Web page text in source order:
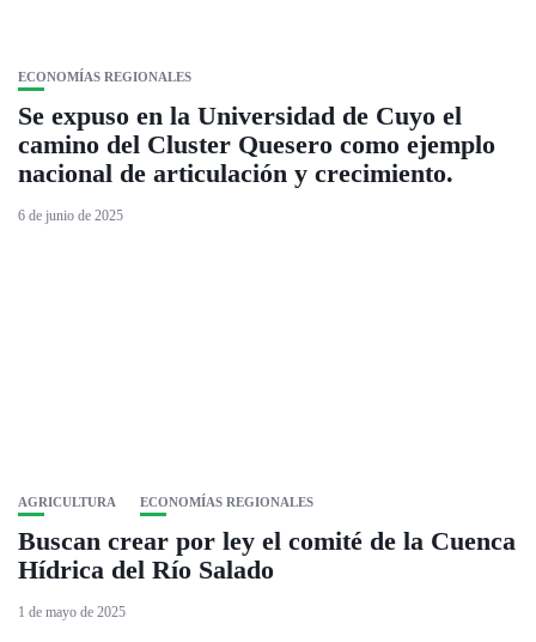
ECONOMÍAS REGIONALES
Se expuso en la Universidad de Cuyo el
camino del Cluster Quesero como ejemplo
nacional de articulación y crecimiento.
6 de junio de 2025
AGRICULTURA ECONOMÍAS REGIONALES
Buscan crear por ley el comité de la Cuenca
Hídrica del Río Salado
1 de mayo de 2025